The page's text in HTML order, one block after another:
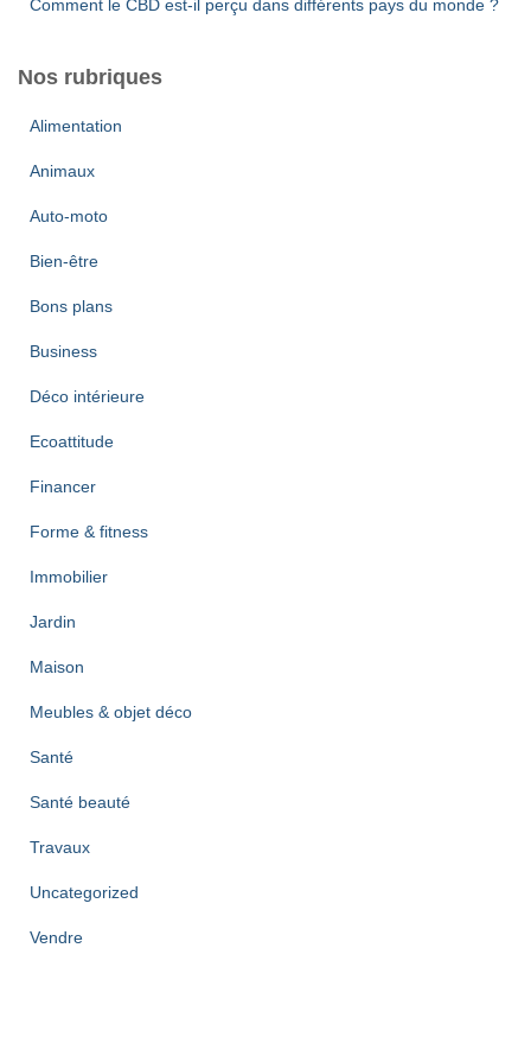
Comment le CBD est-il perçu dans différents pays du monde ?
Nos rubriques
Alimentation
Animaux
Auto-moto
Bien-être
Bons plans
Business
Déco intérieure
Ecoattitude
Financer
Forme & fitness
Immobilier
Jardin
Maison
Meubles & objet déco
Santé
Santé beauté
Travaux
Uncategorized
Vendre